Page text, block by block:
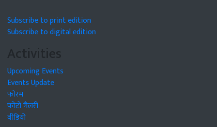
Subscribe to print edition
Subscribe to digital edition
Activities
Upcoming Events
Events Update
फोरम
फोटो गैलरी
वीडियो